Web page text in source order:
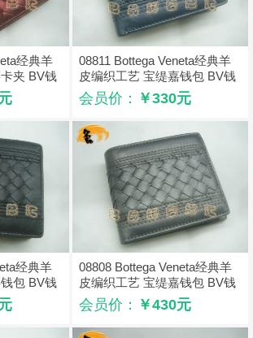
经典羊
夹 BV钱
色
08811 Bottega Veneta经典羊
皮编织工艺 宝缇嘉钱包 BV钱
夹 Bottega短款钱包 蓝色
会员价： ￥330元
经典羊
包 BV钱
黑色
08808 Bottega Veneta经典羊
皮编织工艺 宝缇嘉钱包 BV钱
夹 Bottega短款钱包 灰色
会员价： ￥430元